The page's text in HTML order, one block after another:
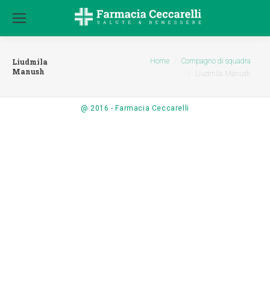
Liudmila
Manush
Home
Compagno di squadra
Liudmila Manush
@ 2016 - Farmacia Ceccarelli